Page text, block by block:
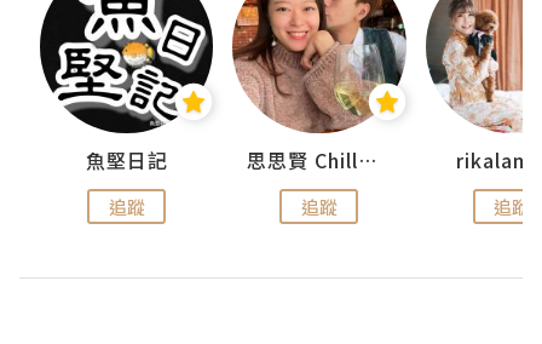
魚堅日記
追蹤
思思賢 ChillMyBabe
追蹤 追蹤